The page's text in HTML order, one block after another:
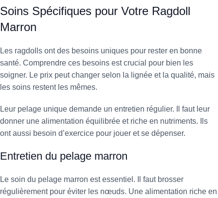
Soins Spécifiques pour Votre Ragdoll
Marron
Les ragdolls ont des besoins uniques pour rester en bonne
santé. Comprendre ces besoins est crucial pour bien les
soigner. Le prix peut changer selon la lignée et la qualité, mais
les soins restent les mêmes.
Leur pelage unique demande un entretien régulier. Il faut leur
donner une alimentation équilibrée et riche en nutriments. Ils
ont aussi besoin d’exercice pour jouer et se dépenser.
Entretien du pelage marron
Le soin du pelage marron est essentiel. Il faut brosser
régulièrement pour éviter les nœuds. Une alimentation riche en